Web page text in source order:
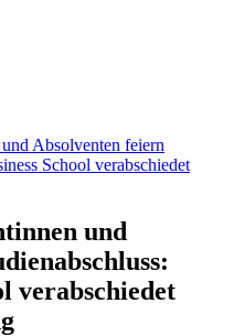
Absolventen feiern
School verabschiedet
und
verabschiedet